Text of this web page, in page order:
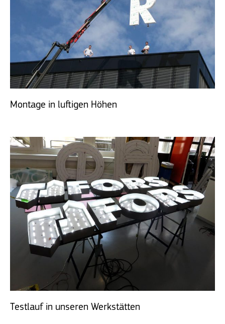
Montage in luftigen Höhen
Testlauf in unseren Werkstätten